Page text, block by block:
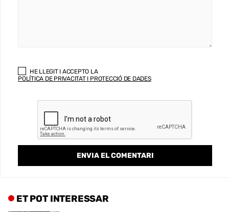
HE LLEGIT I ACCEPTO LA
POLÍTICA DE PRIVACITAT I PROTECCIÓ DE DADES
ET POT INTERESSAR